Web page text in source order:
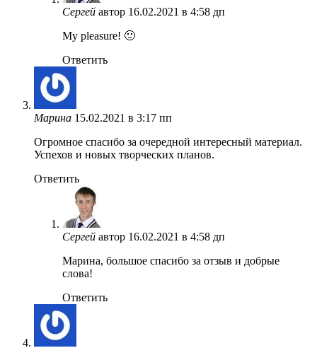
Сергей автор 16.02.2021 в 4:58 дп
My pleasure! 🙂
Ответить
Марина 15.02.2021 в 3:17 пп
Огромное спасибо за очередной интересный материал.
Успехов и новых творческих планов.
Ответить
Сергей автор 16.02.2021 в 4:58 дп
Марина, большое спасибо за отзыв и добрые
слова!
Ответить